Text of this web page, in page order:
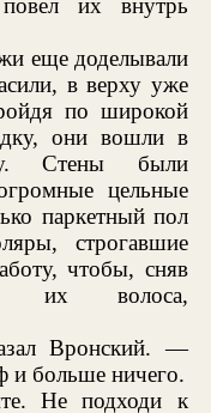
их внутрь
еще доделывали
в верху уже
по широкой
они вошли в
Стены были
цельные
паркетный пол
строгавшие
чтобы, сняв
их волоса,
Вронский. —
и больше ничего.
Не подходи к